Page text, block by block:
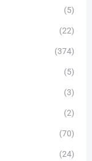
(5)
(22)
(374)
(5)
(3)
(2)
(70)
(24)